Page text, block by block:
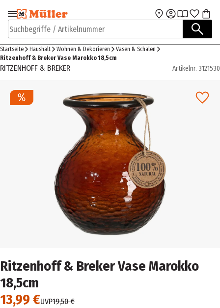
Zur Navigation
springen
Zum Hauptinhalt
Suchbegriffe / Artikelnummer
Startseite Haushalt Wohnen & Dekorieren
Vasen & Schalen
Ritzenhoff & Breker Vase Marokko 18,5cm
RITZENHOFF & BREKER Artikelnr. 3121530
Ritzenhoff & Breker Vase Marokko
18,5cm
13,99 €UVP19,50 €